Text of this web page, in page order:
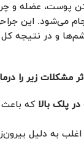
پوست، عضله و
می‌شود. این
و در نتیجه کل
مشکلات زیر را
پلک بالا که
به دلیل